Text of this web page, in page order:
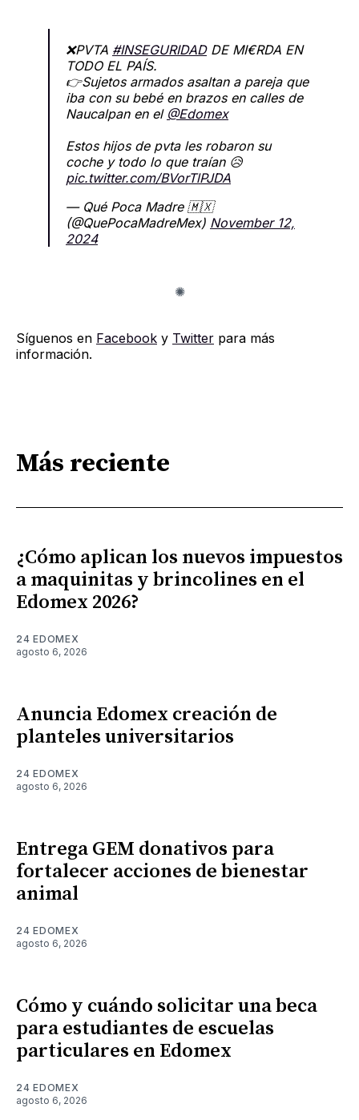
❌PVTA #INSEGURIDADDE MI€RDA EN
TODO EL PAÍS.
👉Sujetos armados asaltan a pareja que
iba con su bebé en brazos en calles de
Naucalpan en el @Edomex
Estos hijos de pvta les robaron su
coche y todo lo que traían 😥
pic.twitter.com/BVorTlPJDA
— Qué Poca Madre 🇲🇽
(@QuePocaMadreMex) November 12,
2024
Síguenos en Facebook y Twitter para más
información.
Más reciente
¿Cómo aplican los nuevos impuestos
a maquinitas y brincolines en el
Edomex 2026?
24 EDOMEX
agosto 6, 2026
Anuncia Edomex creación de
planteles universitarios
24 EDOMEX
agosto 6, 2026
Entrega GEM donativos para
fortalecer acciones de bienestar
animal
24 EDOMEX
agosto 6, 2026
Cómo y cuándo solicitar una beca
para estudiantes de escuelas
particulares en Edomex
24 EDOMEX
agosto 6, 2026